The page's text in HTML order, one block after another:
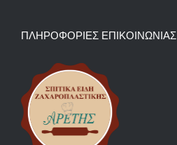
ΠΛΗΡΟΦΟΡΙΕΣ ΕΠΙΚΟΙΝΩΝΙΑΣ